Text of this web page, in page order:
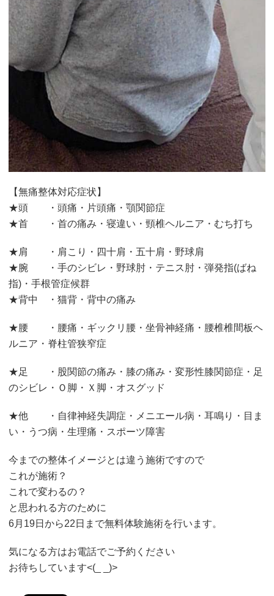
【無痛整体対応症状】
★頭 ・頭痛・片頭痛・顎関節症
★首 ・首の痛み・寝違い・頸椎ヘルニア・むち打ち
★肩 ・肩こり・四十肩・五十肩・野球肩
★腕 ・手のシビレ・野球肘・テニス肘・弾発指(ばね
指)・手根管症候群
★背中 ・猫背・背中の痛み
★腰 ・腰痛・ギックリ腰・坐骨神経痛・腰椎椎間板ヘ
ルニア・脊柱管狭窄症
★足 ・股関節の痛み・膝の痛み・変形性膝関節症・足
のシビレ・Ｏ脚・Ｘ脚・オスグッド
★他 ・自律神経失調症・メニエール病・耳鳴り・目ま
い・うつ病・生理痛・スポーツ障害
今までの整体イメージとは違う施術ですので
これが施術？
これで変わるの？
と思われる方のために
6月19日から22日まで無料体験施術を行います。
気になる方はお電話でご予約ください
お待ちしています<(_ _)>